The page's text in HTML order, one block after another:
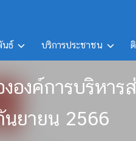
นธ์ บริการประชาชน
องค์การบริหาร
นยายน 2566